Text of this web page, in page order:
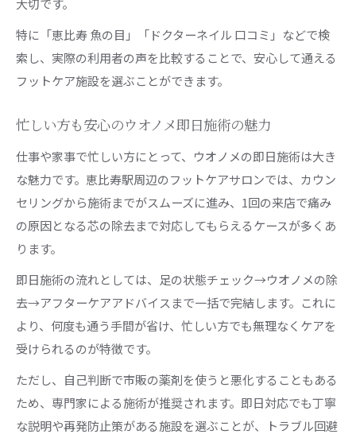
大切です。
特に「恵比寿 魚の目」「ドクターネイル 口コミ」などで検
索し、実際の利用者の声を比較することで、安心して通える
フットケア施設を選ぶことができます。
忙しい方も安心のウオノメ即日施術の魅力
仕事や家事で忙しい方にとって、ウオノメの即日施術は大き
な魅力です。恵比寿駅周辺のフットケアサロンでは、カウン
セリングから施術までがスムーズに進み、1回の来店で痛み
の原因となる芯の除去まで対応してもらえるケースが多くあ
ります。
即日施術の流れとしては、足の状態チェック→ウオノメの除
去→アフターケアアドバイスまで一括で完結します。これに
より、何度も通う手間が省け、忙しい方でも無理なくケアを
受けられるのが特徴です。
ただし、自己判断で市販の薬剤を使うと悪化することもある
ため、専門家による施術が推奨されます。即日対応でも丁寧
な説明や再発防止策がある施設を選ぶことが、トラブル回避